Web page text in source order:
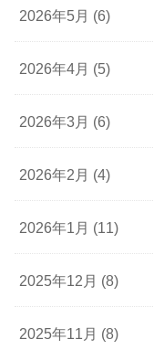
2026年5月 (6)
2026年4月 (5)
2026年3月 (6)
2026年2月 (4)
2026年1月 (11)
2025年12月 (8)
2025年11月 (8)